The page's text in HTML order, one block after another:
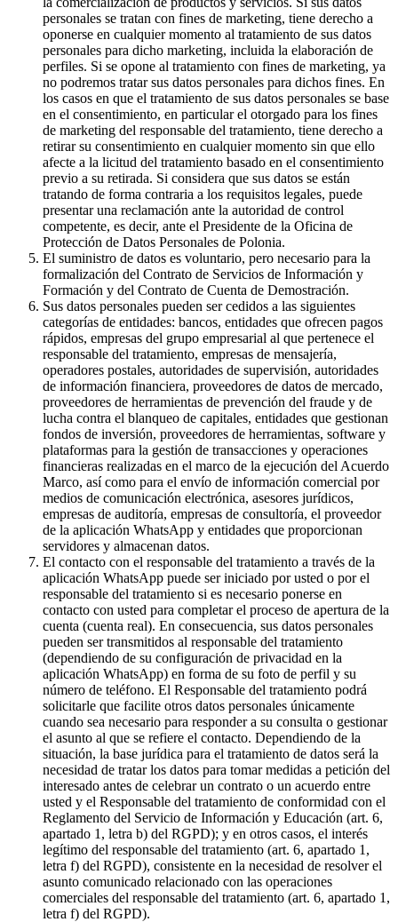
personales se tratan con fines de marketing, tiene derecho a
oponerse en cualquier momento al tratamiento de sus datos
personales para dicho marketing, incluida la elaboración de
perfiles. Si se opone al tratamiento con fines de marketing, ya
no podremos tratar sus datos personales para dichos fines. En
los casos en que el tratamiento de sus datos personales se base
en el consentimiento, en particular el otorgado para los fines
de marketing del responsable del tratamiento, tiene derecho a
retirar su consentimiento en cualquier momento sin que ello
afecte a la licitud del tratamiento basado en el consentimiento
previo a su retirada. Si considera que sus datos se están
tratando de forma contraria a los requisitos legales, puede
presentar una reclamación ante la autoridad de control
competente, es decir, ante el Presidente de la Oficina de
Protección de Datos Personales de Polonia.
El suministro de datos es voluntario, pero necesario para la
formalización del Contrato de Servicios de Información y
Formación y del Contrato de Cuenta de Demostración.
Sus datos personales pueden ser cedidos a las siguientes
categorías de entidades: bancos, entidades que ofrecen pagos
rápidos, empresas del grupo empresarial al que pertenece el
responsable del tratamiento, empresas de mensajería,
operadores postales, autoridades de supervisión, autoridades
de información financiera, proveedores de datos de mercado,
proveedores de herramientas de prevención del fraude y de
lucha contra el blanqueo de capitales, entidades que gestionan
fondos de inversión, proveedores de herramientas, software y
plataformas para la gestión de transacciones y operaciones
financieras realizadas en el marco de la ejecución del Acuerdo
Marco, así como para el envío de información comercial por
medios de comunicación electrónica, asesores jurídicos,
empresas de auditoría, empresas de consultoría, el proveedor
de la aplicación WhatsApp y entidades que proporcionan
servidores y almacenan datos.
El contacto con el responsable del tratamiento a través de la
aplicación WhatsApp puede ser iniciado por usted o por el
responsable del tratamiento si es necesario ponerse en
contacto con usted para completar el proceso de apertura de la
cuenta (cuenta real). En consecuencia, sus datos personales
pueden ser transmitidos al responsable del tratamiento
(dependiendo de su configuración de privacidad en la
aplicación WhatsApp) en forma de su foto de perfil y su
número de teléfono. El Responsable del tratamiento podrá
solicitarle que facilite otros datos personales únicamente
cuando sea necesario para responder a su consulta o gestionar
el asunto al que se refiere el contacto. Dependiendo de la
situación, la base jurídica para el tratamiento de datos será la
necesidad de tratar los datos para tomar medidas a petición del
interesado antes de celebrar un contrato o un acuerdo entre
usted y el Responsable del tratamiento de conformidad con el
Reglamento del Servicio de Información y Educación (art. 6,
apartado 1, letra b) del RGPD); y en otros casos, el interés
legítimo del responsable del tratamiento (art. 6, apartado 1,
letra f) del RGPD), consistente en la necesidad de resolver el
asunto comunicado relacionado con las operaciones
comerciales del responsable del tratamiento (art. 6, apartado 1,
letra f) del RGPD).